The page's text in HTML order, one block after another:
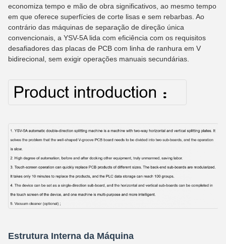
economiza tempo e mão de obra significativos, ao mesmo tempo
em que oferece superfícies de corte lisas e sem rebarbas. Ao
contrário das máquinas de separação de direção única
convencionais, a YSV-5A lida com eficiência com os requisitos
desafiadores das placas de PCB com linha de ranhura em V
bidirecional, sem exigir operações manuais secundárias.
Estrutura Interna da Máquina